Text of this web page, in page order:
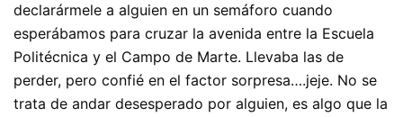
declarármele a alguien en un semáforo cuando
esperábamos para cruzar la avenida entre la Escuela
Politécnica y el Campo de Marte. Llevaba las de
perder, pero confié en el factor sorpresa….jeje. No se
trata de andar desesperado por alguien, es algo que la